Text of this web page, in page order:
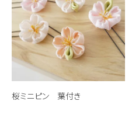
桜ミニピン 葉付き